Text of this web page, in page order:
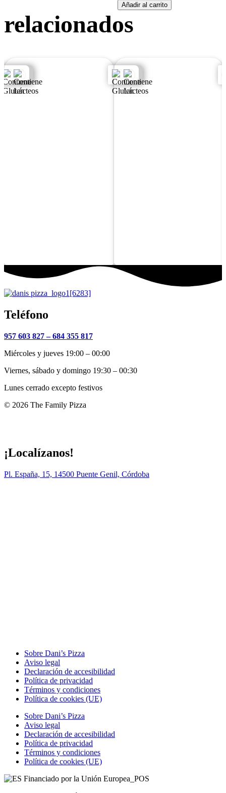
Añadir al carrito
relacionados
PANINI ROQUEFORT PANINI KEBAB
Teléfono
957 603 827 –684 355 817
Miércoles y jueves 19:00 – 00:00
Viernes, sábado y domingo 19:30 – 00:30
Lunes cerrado excepto festivos
© 2026 The Family Pizza
¡Localízanos!
Pl. España, 15, 14500 Puente Genil, Córdoba
Sobre Dani’s Pizza
Aviso legal
Declaración de accesibilidad
Política de privacidad
Términos y condiciones
Política de cookies (UE)
Sobre Dani’s Pizza
Aviso legal
Declaración de accesibilidad
Política de privacidad
Términos y condiciones
Política de cookies (UE)